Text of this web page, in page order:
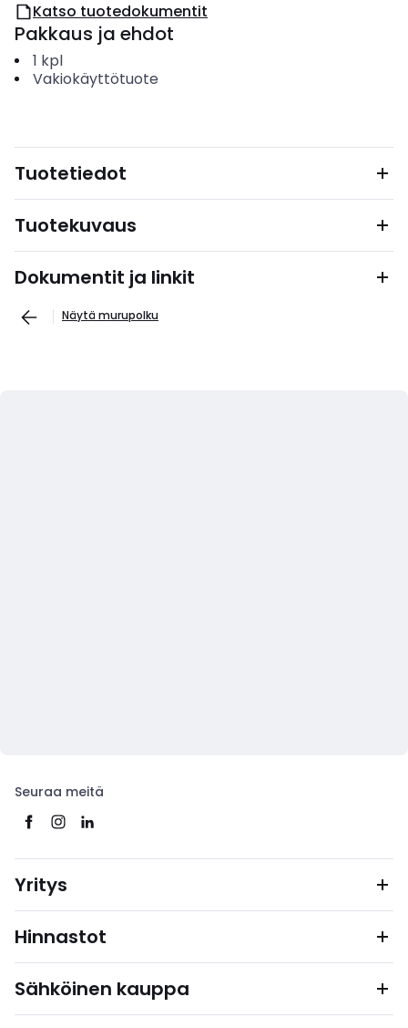
Katso tuotedokumentit
Pakkaus ja ehdot
1 kpl
Vakiokäyttötuote
Tuotetiedot
Tuotekuvaus
Dokumentit ja linkit
Näytä murupolku
Seuraa meitä
Yritys
Hinnastot
Sähköinen kauppa